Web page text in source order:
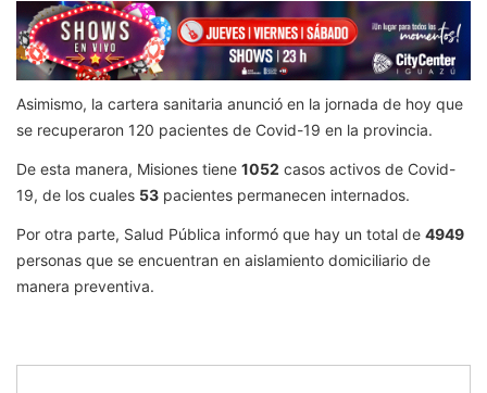
Asimismo, la cartera sanitaria anunció en la jornada de hoy que
se recuperaron 120 pacientes de Covid-19 en la provincia.
De esta manera, Misiones tiene 1052 casos activos de Covid-
19, de los cuales 53 pacientes permanecen internados.
Por otra parte, Salud Pública informó que hay un total de 4949
personas que se encuentran en aislamiento domiciliario de
manera preventiva.